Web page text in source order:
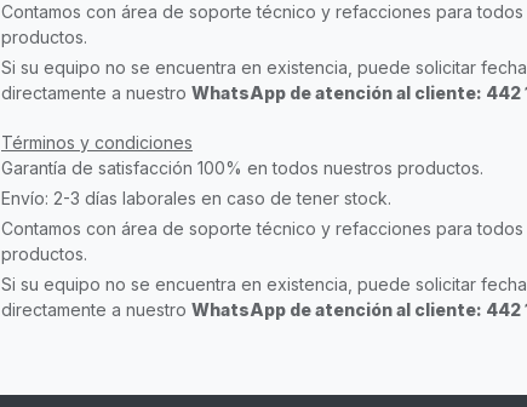
Contamos con área de soporte técnico y refacciones para todos
productos.
Si su equipo no se encuentra en existencia, puede solicitar
directamente a nuestro WhatsApp de atención al cliente: 442
Términos y condiciones
Garantía de satisfacción 100% en todos nuestros productos.
Envío: 2-3 días laborales en caso de tener stock.
Contamos con área de soporte técnico y refacciones para todos
productos.
Si su equipo no se encuentra en existencia, puede solicitar
directamente a nuestro WhatsApp de atención al cliente: 442